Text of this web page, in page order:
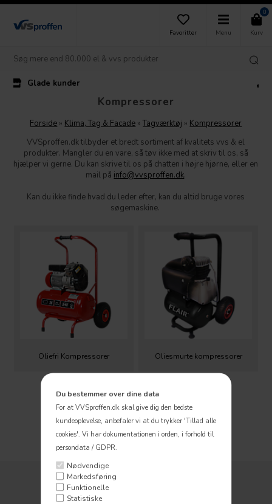
Du bestemmer over dine data
For at VVSproffen.dk skal give dig den bedste
kundeoplevelse, anbefaler vi at du trykker 'Tillad alle
cookies'. Vi har dokumentationen i orden, i forhold til
persondata / GDPR.
Nødvendige
Markedsføring
Funktionelle
Statistiske
Favoritter Menu
0
Kurv
Kompressorer
Forside » Klima, Tag & Facade »Tagværktøj » Kompressorer
VVSproffen.dk tilbyder et bredt sortiment af kvalitets vvs & el
produkter. Mangler du en vare, så tøv ikke med at skriv til os, så
hjælper vi gerne. Du kan skrive til os på chatten i højre hjørne, eller en
mail på info@vvsproffen.dk.
Kan du ikke finde hvad du leder efter, kan du altid bruge vores
søgemaskine.
Oliefri Kompressorer Oliesmurte kompressorer